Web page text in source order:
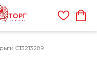
С13213289